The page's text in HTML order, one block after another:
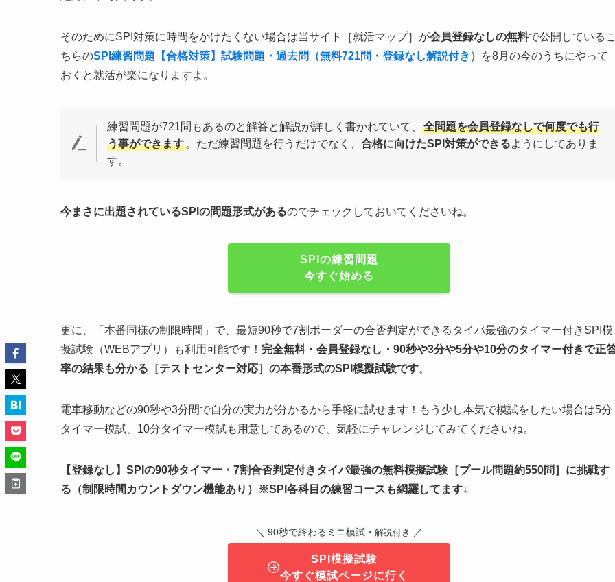
そのためにSPI対策に時間をかけたくない場合は当サイト［就活マップ］が会員登録なしの無料で公開している
ちらのSPI練習問題【合格対策】試験問題・過去問（無料721問・登録なし解説付き）
を8月の今のうちにやって
おくと就活が楽になりますよ。
練習問題が721問もあるのと解答と解説が詳しく書かれていて、
全問題を会員登録なしで何度でも行
う事ができます 。ただ練習問題を行うだけでなく、 合格に向けたSPI対策ができるようにしてありま
す。
今まさに出題されているSPIの問題形式があるのでチェックしておいてくださいね。
SPIの練習問題
今すぐ始める
更に、「本番同様の制限時間」で、最短90秒で7割ボーダーの合否判定ができるタイパ最強のタイマー付きSPI模
擬試験（WEBアプリ）も利用可能です！ 完全無料・会員登録なし・90秒や3分や5分や10分のタイマー付きで正
率の結果も分かる ［テストセンター対応］ の本番形式のSPI模擬試験です。
電車移動などの90秒や3分間で自分の実力が分かるから手軽に試せます！もう少し本気で模試をしたい場合は5分
タイマー模試、10分タイマー模試も用意してあるので、気軽にチャレンジしてみてくださいね。
【登録なし】SPIの90秒タイマー・7割合否判定付きタイパ最強の無料模擬試験 ［プール問題約550問 ］ に挑戦す
る（制限時間カウントダウン機能あり）※SPI各科目の練習コースも網羅してます↓
＼ 90秒で終わるミニ模試・ 解説付き ／
SPI模擬試験
今すぐ模試ページに行く